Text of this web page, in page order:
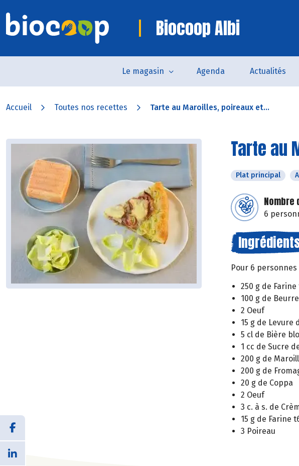
Biocoop Albi
Le magasin Agenda Actualités
Accueil Toutes nos recettes Tarte au Maroilles, poireaux et...
Tarte au
Plat principal
Nombre
6
Pour 6 personnes
250 g de Farine
100 g de
2 Oeuf
15 g de Levure
5 cl de Bière
1 cc de Sucre
200 g de
200 g de
20 g de Coppa
2 Oeuf
3 c. à s. de
15 g de Farine
3 Poireau